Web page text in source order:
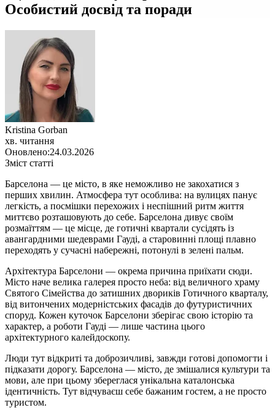
Особистий досвід та поради
Kristina Gorban
хв. читання
Оновлено:24.03.2026
Зміст статті
Барселона — це місто, в яке неможливо не закохатися з
перших хвилин. Атмосфера тут особлива: на вулицях панує
легкість, а посмішки перехожих і неспішний ритм життя
миттєво розташовують до себе. Барселона дивує своїм
розмаїттям — це місце, де готичні квартали сусідять із
авангардними шедеврами Гауді, а старовинні площі плавно
переходять у сучасні набережні, потонулі в зелені пальм.
Архітектура Барселони — окрема причина приїхати сюди.
Місто наче велика галерея просто неба: від величного храму
Святого Сімейства до затишних двориків Готичного кварталу,
від витончених модерністських фасадів до футуристичних
споруд. Кожен куточок Барселони зберігає свою історію та
характер, а роботи Гауді — лише частина цього
архітектурного калейдоскопу.
Люди тут відкриті та доброзичливі, завжди готові допомогти і
підказати дорогу. Барселона — місто, де змішалися культури та
мови, але при цьому збереглася унікальна каталонська
ідентичність. Тут відчуваєш себе бажаним гостем, а не просто
туристом.